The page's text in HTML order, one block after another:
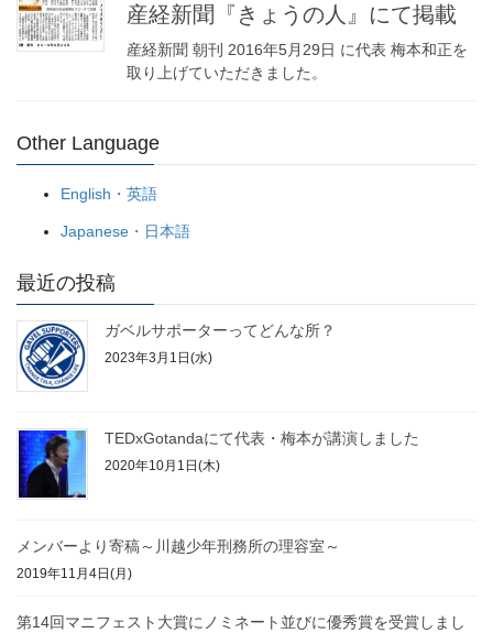
産経新聞『きょうの人』にて掲載
産経新聞 朝刊 2016年5月29日 に代表 梅本和正を
取り上げていただきました。
Other Language
English・英語
Japanese・日本語
最近の投稿
ガベルサポーターってどんな所？
2023年3月1日(水)
TEDxGotandaにて代表・梅本が講演しました
2020年10月1日(木)
メンバーより寄稿～川越少年刑務所の理容室～
2019年11月4日(月)
第14回マニフェスト大賞にノミネート並びに優秀賞を受賞しまし